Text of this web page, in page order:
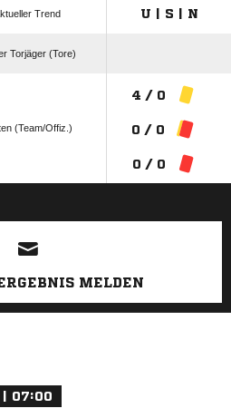
Trend U | S | N
Torjäger (Tore)
(Team/Offiz.)
4 / 0
0 / 0
0 / 0
ANZEIGE
MELDEN
| 07:00